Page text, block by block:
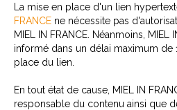
La mise en place d'un lien
FRANCE ne nécessite pas
MIEL IN FRANCE. Néanmoins, MIEL
informé dans un délai maximum de
place du lien.
En tout état de cause, MIEL IN
responsable du contenu ainsi que